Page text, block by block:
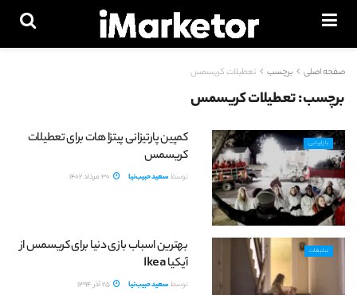
صفحه اصلی برچسب تعطیلات کریسمس
برچسب:تعطیلات کریسمس
بازاریابی
کمپین پارتیزانی پیتزا هات برای تعطیلات
کریسمس
توسط سعید حبیب‌نیا
تبلیغات
بهترین اسباب بازی دنیا برای کریسمس از
آیکیا Ikea
توسط سعید حبیب‌نیا 25 آذر 1394